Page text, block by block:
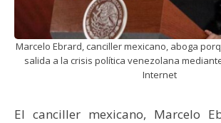
Marcelo Ebrard, canciller mexicano, aboga
salida a la crisis política venezolana
Internet
El canciller mexicano, Marcelo